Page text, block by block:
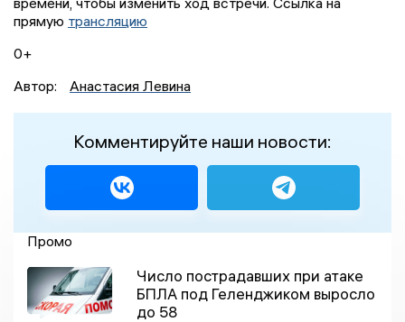
прямую трансляцию
0+
Автор:
Анастасия Левина
Комментируйте наши новости:
Промо
Число пострадавших при атаке
БПЛА под Геленджиком выросло
до 58